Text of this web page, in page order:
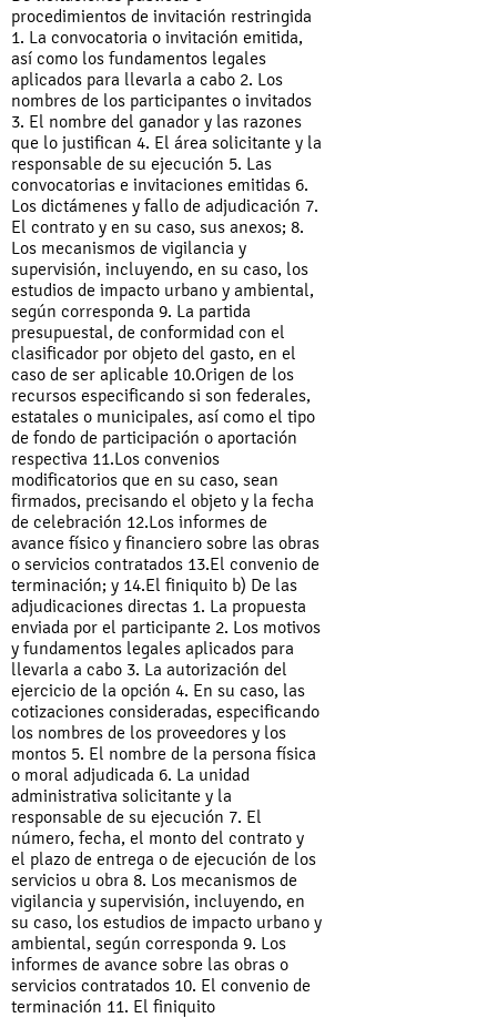
procedimientos de invitación restringida
1. La convocatoria o invitación emitida,
así como los fundamentos legales
aplicados para llevarla a cabo 2. Los
nombres de los participantes o invitados
3. El nombre del ganador y las razones
que lo justifican 4. El área solicitante y la
responsable de su ejecución 5. Las
convocatorias e invitaciones emitidas 6.
Los dictámenes y fallo de adjudicación 7.
El contrato y en su caso, sus anexos; 8.
Los mecanismos de vigilancia y
supervisión, incluyendo, en su caso, los
estudios de impacto urbano y ambiental,
según corresponda 9. La partida
presupuestal, de conformidad con el
clasificador por objeto del gasto, en el
caso de ser aplicable 10.Origen de los
recursos especificando si son federales,
estatales o municipales, así como el tipo
de fondo de participación o aportación
respectiva 11.Los convenios
modificatorios que en su caso, sean
firmados, precisando el objeto y la fecha
de celebración 12.Los informes de
avance físico y financiero sobre las obras
o servicios contratados 13.El convenio de
terminación; y 14.El finiquito b) De las
adjudicaciones directas 1. La propuesta
enviada por el participante 2. Los motivos
y fundamentos legales aplicados para
llevarla a cabo 3. La autorización del
ejercicio de la opción 4. En su caso, las
cotizaciones consideradas, especificando
los nombres de los proveedores y los
montos 5. El nombre de la persona física
o moral adjudicada 6. La unidad
administrativa solicitante y la
responsable de su ejecución 7. El
número, fecha, el monto del contrato y
el plazo de entrega o de ejecución de los
servicios u obra 8. Los mecanismos de
vigilancia y supervisión, incluyendo, en
su caso, los estudios de impacto urbano y
ambiental, según corresponda 9. Los
informes de avance sobre las obras o
servicios contratados 10. El convenio de
terminación 11. El finiquito